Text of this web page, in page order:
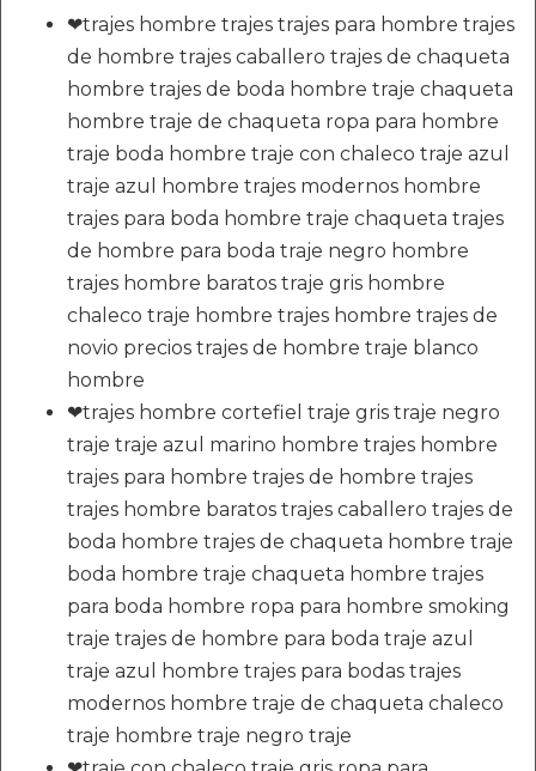
❤trajes hombre trajes trajes para hombre trajes
de hombre trajes caballero trajes de chaqueta
hombre trajes de boda hombre traje chaqueta
hombre traje de chaqueta ropa para hombre
traje boda hombre traje con chaleco traje azul
traje azul hombre trajes modernos hombre
trajes para boda hombre traje chaqueta trajes
de hombre para boda traje negro hombre
trajes hombre baratos traje gris hombre
chaleco traje hombre trajes hombre trajes de
novio precios trajes de hombre traje blanco
hombre
❤trajes hombre cortefiel traje gris traje negro
traje traje azul marino hombre trajes hombre
trajes para hombre trajes de hombre trajes
trajes hombre baratos trajes caballero trajes de
boda hombre trajes de chaqueta hombre traje
boda hombre traje chaqueta hombre trajes
para boda hombre ropa para hombre smoking
traje trajes de hombre para boda traje azul
traje azul hombre trajes para bodas trajes
modernos hombre traje de chaqueta chaleco
traje hombre traje negro traje